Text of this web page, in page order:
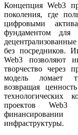
Концепция Web3
поколения, где
цифровыми
фундаментом для
без посредников.
Web3 позволяют
творчество через
модель ломает
возвращая
технологических
проектов Web3
инфраструктуры.